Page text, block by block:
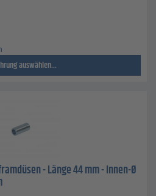
auswählen...
- Länge 44 mm - Innen-Ø